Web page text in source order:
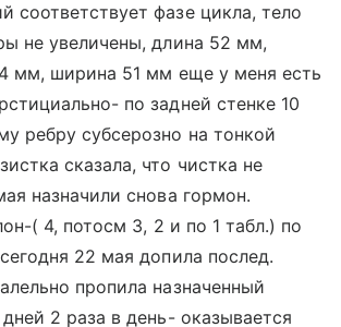
соответствует фазе цикла, тело
не увеличены, длина 52 мм,
мм, ширина 51 мм еще у меня есть
по задней стенке 10
ребру субсерозно на тонкой
сказала, что чистка не
назначили снова гормон.
( 4, потосм 3, 2 и по 1 табл.) по
22 мая допила послед.
пропила назначенный
2 раза в день- оказывается